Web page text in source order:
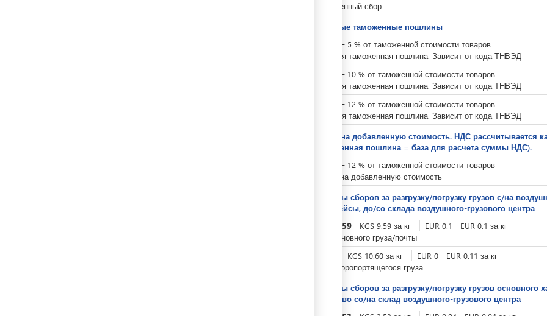
Таможенный сбор
Ввозные таможенные пошлины
- 5 % от таможенной стоимости товаров
Ввозная таможенная пошлина. Зависит от кода ТНВЭД
- 10 % от таможенной стоимости товаров
Ввозная таможенная пошлина. Зависит от кода ТНВЭД
- 12 % от таможенной стоимости товаров
Ввозная таможенная пошлина. Зависит от кода ТНВЭД
Налог на добавленную стоимость. НДС
таможенная пошлина = база для расчета суммы НДС).
- 12 % от таможенной стоимости товаров
Налог на добавленную стоимость
Тарифы сборов за разгрузку/погрузку грузов с/на
авиарейсы, до/со склада воздушного-грузового центра
9.59 - KGS 9.59 за кг EUR 0.1 - EUR 0.1 за кг
Для основного груза/почты
- KGS 10.60 за кг EUR 0 - EUR 0.11 за кг
Для скоропортящегося груза
Тарифы сборов за разгрузку/погрузку грузов
средство со/на склад ​воздушного-грузового центра